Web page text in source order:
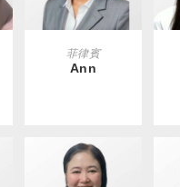
READ MORE
菲律賓
Ann